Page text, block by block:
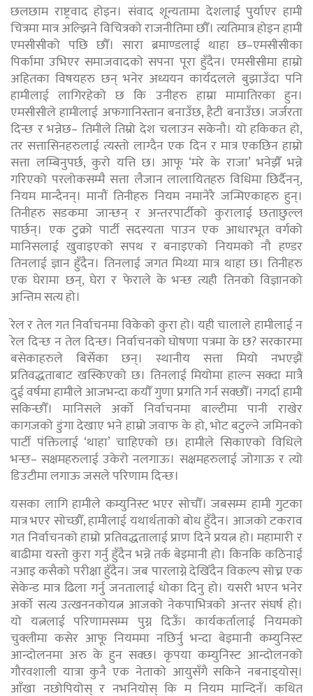
छलछाम राष्ट्रवाद होइन। संवाद शून्यतामा देशलाई पुर्याएर हामी
चित्रमा मात्र अल्झिने विचित्रको राजनीतिमा छौँ। त्यतिमात्र होइन हामी
एमसीसीको पछि छौँ। सारा ब्रमाण्डलाई थाहा छ–एमसीसीका
पिर्कामा उभिएर समाजवादको सपना पूरा हुँदैन। एमसीसीमा हाम्रो
अहितका विषयहरु छन् भनेर अध्ययन कार्यदलले बुझाउँदा पनि
हामीलाई लागिरहेको छ कि उनीहरु हाम्रा मामातिरका हुन।
एमसीसीले हामीलाई अफगानिस्तान बनाउँछ, हैटी बनाउँछ। जर्जरता
दिन्छ र भन्नेछ– तिमीले तिम्रो देश चलाउन सकेनौ। यो हकिकत हो,
तर सत्तासिनहरुलाई त्यस्तो लाग्दैन एक दिन र मात्र एकछिन हाम्रो
सत्ता लम्बिनुपर्छ, कुरो यत्ति छ। आफू ‘मरे के राजा’ भनेझैँ भन्ने
गरिएको परलोकसम्मै सत्ता लैजान लालायितहरु विधिमा छिर्दैनन्,
नियम मान्दैनन्। मानौं तिनीहरु नियम नमानेरै जन्मिएकाहरु हुन्।
तिनीहरु सडकमा जान्छन् र अन्तरपार्टीको कुरालाई छताछुल्ल
पार्छन्। एक टुक्रो पार्टी सदस्यता पाउन एक आधारभूत वर्गको
मानिसलाई खुवाइएको सपथ र बनाइएको नियमको नौ हण्डर
तिनलाई ज्ञान हुँदैन। तिनलाई जगत मिथ्या मात्र थाहा छ। तिनीहरु
एक घेरामा छन्, घेरा र फेराले के भन्छ त्यही तिनको विज्ञानको
अन्तिम सत्य हो।
रेल र तेल गत निर्वाचनमा विकेको कुरा हो। यही चालाले हामीलाई न
रेल दिन्छ न तेल दिन्छ। निर्वाचनको घोषणा पत्रमा के छ? सरकारमा
बसेकाहरुले बिर्सेका छन्। स्थानीय सत्ता मियो नभएझैं
प्रतिवद्धताबाट खस्किएको छ। तिनलाई मियोमा हाल्न सक्दा मात्रै
दुई वर्षमा हामीले आजभन्दा कयौँ गुणा प्रगति गर्न सक्छौँ। नगर्दा हामी
सकिन्छौँ। मानिसले अर्को निर्वाचनमा बाल्टीमा पानी राखेर
कागजको डुंगा देखाए भने हाम्रो जवाफ के हो, भोट बटुल्ने जमिनको
पार्टी पंक्तिलाई ‘थाहा’ चाहिएको छ। हामीले सिकाएको विधिले
भन्छ– सक्षमहरुलाई उकेरो नलगाऊ। सक्षमहरुलाई जोगाऊ र त्यो
डिउटीमा लगाऊ जसले परिणाम दिन्छ।
यसका लागि हामीले कम्युनिस्ट भएर सोचौँ। जबसम्म हामी गुटका
मात्र भएर सोच्छौँ, हामीलाई यथार्थताको बोध हुँदैन। आजको टकराव
गत निर्वाचनको हाम्रो प्रतिवद्धतालाई प्राण दिने प्रयत्न हो। महामारी र
बाढीमा यस्तो कुरा गर्नु हुँदैन भन्ने तर्क बेइमानी हो। किनकि कठिनाई
नआइ कसैको परीक्षा हुँदैन। जब पारलाग्ने देखिँदैन विकल्प सोच्न एक
सेकेन्ड मात्र ढिला गर्नु जनतालाई धोका दिनु हो। यसरी भएन भनेर
अर्को सत्य उत्खननकोयत्न आजको नेकपाभित्रको अन्तर संघर्ष हो।
यो यत्नलाई परिणामसम्म पुग्न दिऊँ। कार्यकर्तालाई नियमको
चुक्लीमा कसेर आफू नियममा नछिर्नु भन्दा बेइमानी कम्युनिस्ट
आन्दोलनमा अरु के हुन सक्छ। कृपया कम्युनिस्ट आन्दोलनको
गौरवशाली यात्रा कुनै एक नेताको आयुसँगै सकिने नबनाइ्योस्।
आँखा नछोपियोस् र नभनियोस् कि म नियम मान्दिनँ। कथित